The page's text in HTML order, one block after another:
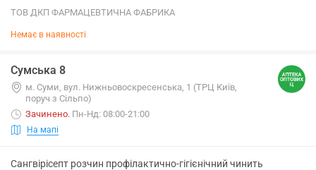
ТОВ ДКП ФАРМАЦЕВТИЧНА ФАБРИКА
Немає в наявності
Сумська 8
м. Суми, вул. Нижньовоскресенська, 1 (ТРЦ Київ,
поруч з Сільпо)
Зачинено. Пн-Нд: 08:00-21:00
На мапі
Сангвірісепт розчин профілактично-гігієнічний чинить